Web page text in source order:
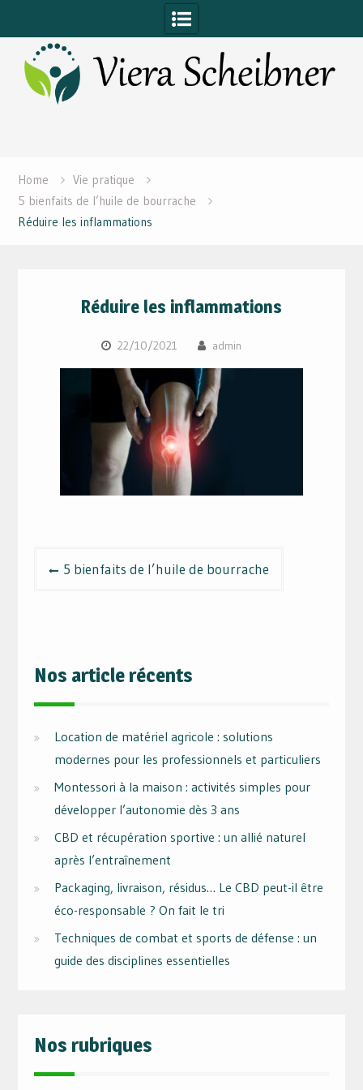
to
content
Home
Vie pratique
5 bienfaits de l’huile de bourrache
Réduire les inflammations
Réduire les inflammations
22/10/2021 admin
5 bienfaits de l’huile de bourrache
Nos article récents
Location de matériel agricole : solutions
modernes pour les professionnels et particuliers
Montessori à la maison : activités simples pour
développer l’autonomie dès 3 ans
CBD et récupération sportive : un allié naturel
après l’entraînement
Packaging, livraison, résidus… Le CBD peut-il être
éco-responsable ? On fait le tri
Techniques de combat et sports de défense : un
guide des disciplines essentielles
Nos rubriques